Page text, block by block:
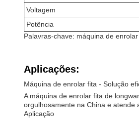
Voltagem
Potência
Palavras-chave: máquina de
Aplicações:
Máquina de enrolar fita - Solução
A máquina de enrolar fita de
orgulhosamente na China e atende
Aplicação